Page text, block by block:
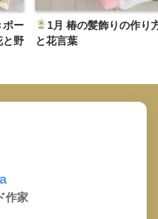
ポー
と野
1月 椿の髪飾りの作り
と花言葉
作家